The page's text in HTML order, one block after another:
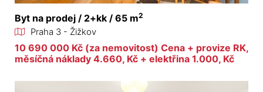
Byt na prodej / 2+kk / 65 m2
Praha 3 - Žižkov
10 690 000 Kč (za nemovitost) Cena + provize RK,
měsíčná náklady 4.660, Kč + elektřina 1.000, Kč